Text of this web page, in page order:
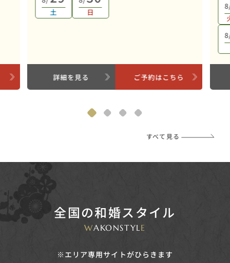
土 日
詳細を見る ご予約はこちら
すべて見る
全国の和婚スタイル
WAKONSTYLE
※エリア専用サイトがひらきます